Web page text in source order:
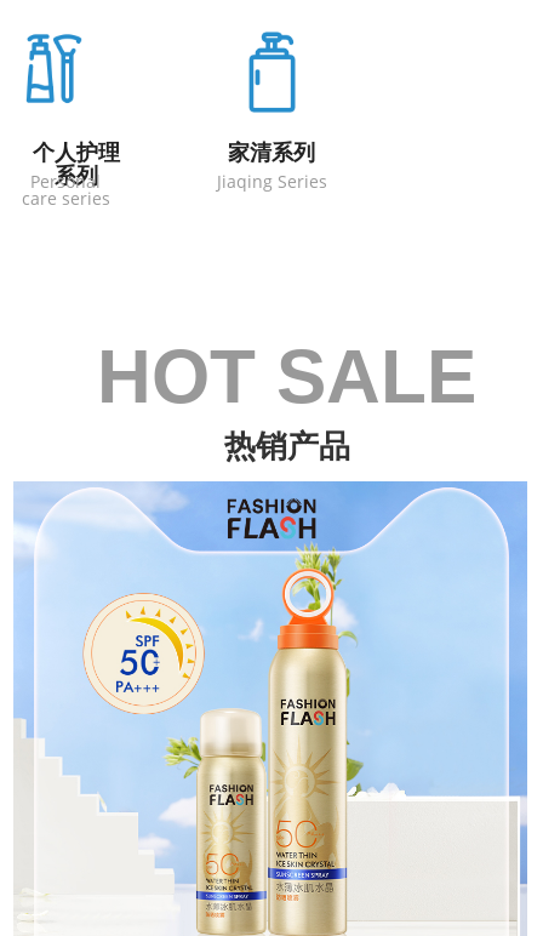
HOT SALE
热销产品
个人护理
系列
Personal
care series
家清系列
Jiaqing Series